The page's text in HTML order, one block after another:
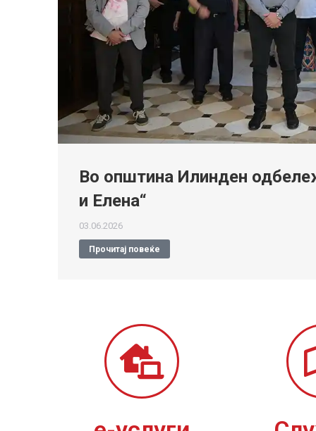
Во општина Илинден
и Елена“
03.06.2026
Прочитај повеќе